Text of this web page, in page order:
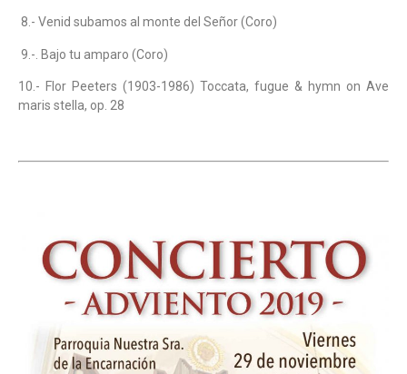
8.- Venid subamos al monte del Señor (Coro)
9.-. Bajo tu amparo (Coro)
10.- Flor Peeters (1903-1986) Toccata, fugue & hymn on Ave
maris stella, op. 28